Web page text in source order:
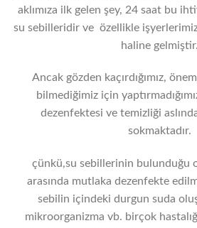
aklımıza ilk gelen şey, 24 saat bu
su sebilleridir ve özellikle
haline gelmiştir.
Ancak gözden kaçırdığımız,
bilmediğimiz için
dezenfektesi ve temizliği aslında
sokmaktadır.
çünkü,su sebillerinin bulunduğu
arasında mutlaka dezenfekte
sebilin içindeki durgun suda
mikroorganizma vb. birçok